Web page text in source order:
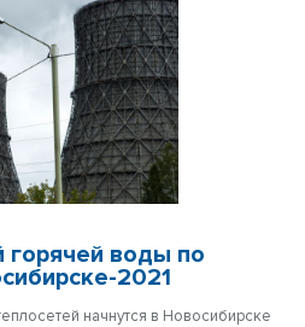
горячей воды по
2021
начнутся в Новосибирске